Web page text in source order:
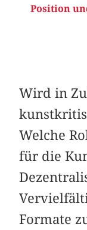
Position
Wird in
Welche
für die
Formate